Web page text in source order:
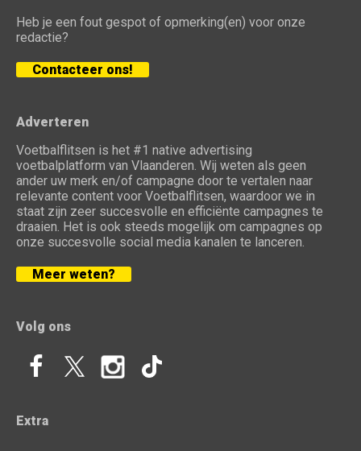
Heb je een fout gespot of opmerking(en) voor onze
redactie?
Contacteer ons!
Adverteren
Voetbalflitsen is het #1 native advertising
voetbalplatform van Vlaanderen. Wij weten als geen
ander uw merk en/of campagne door te vertalen naar
relevante content voor Voetbalflitsen, waardoor we in
staat zijn zeer succesvolle en efficiënte campagnes te
draaien. Het is ook steeds mogelijk om campagnes op
onze succesvolle social media kanalen te lanceren.
Meer weten?
Volg ons
Extra